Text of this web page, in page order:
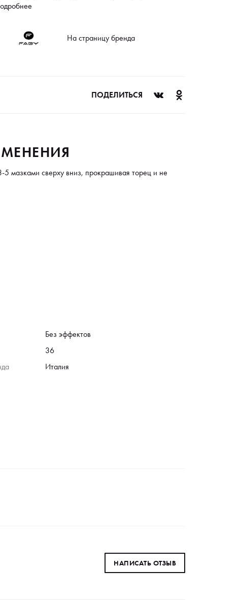
любой нежелательной пигментации,
Полностью безвредный состав гарантирует здоровье и
безопасность ногтям. В составе полностью отсутствует
На страницу бренда
ПОДЕЛИТЬСЯ
5 мазками сверху вниз, прокрашивая торец и не
Без эффектов
36
Италия
НАПИСАТЬ ОТЗЫВ